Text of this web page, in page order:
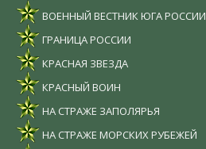
ВОЕННЫЙ ВЕСТНИК ЮГА РОССИИ
ГРАНИЦА РОССИИ
КРАСНАЯ ЗВЕЗДА
КРАСНЫЙ ВОИН
НА СТРАЖЕ ЗАПОЛЯРЬЯ
НА СТРАЖЕ МОРСКИХ РУБЕЖЕЙ